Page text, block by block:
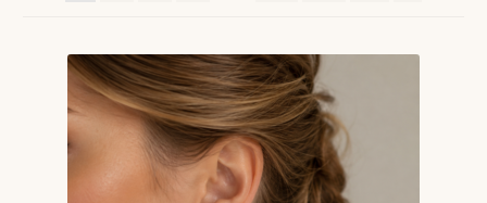
VERZENDKOSTEN
VOLG BESTELLING
WINKEL